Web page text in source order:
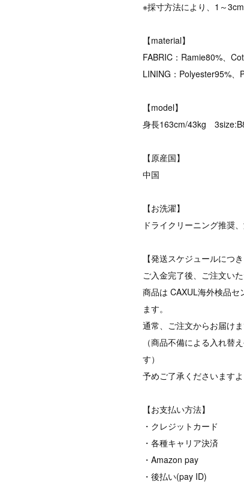
※採寸方法により、1～
【material】
FABRIC：Ramie80%、
LINING：Polyester95%、
【model】
身長163cm/43kg
【原産国】
中国
【お洗濯】
ドライクリーニング推奨
【発送スケジュールにつき
ご入金完了後、ご注文い
商品は CAXUL海外検品
ます。
通常、ご注文からお届け
（商品不備による入れ替
す）
予めご了承くださいます
【お支払い方法】
・クレジットカード
・各種キャリア決済
・Amazon pay
・後払い(pay ID)